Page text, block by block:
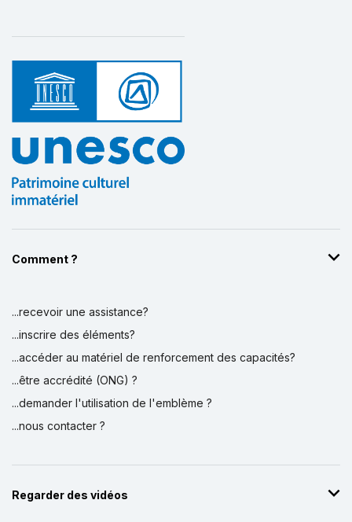
Comment ?
...recevoir une assistance?
...inscrire des éléments?
...accéder au matériel de renforcement des capacités?
...être accrédité (ONG) ?
...demander l'utilisation de l'emblème ?
...nous contacter ?
Regarder des vidéos